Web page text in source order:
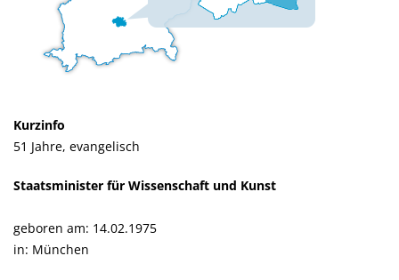
Kurzinfo
51 Jahre, evangelisch
Staatsminister für Wissenschaft und Kunst
geboren am: 14.02.1975
in: München